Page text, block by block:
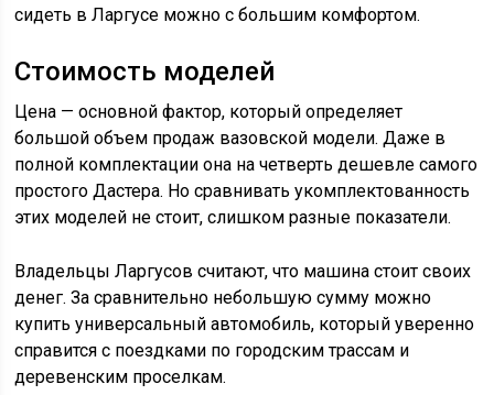
сидеть в Ларгусе можно с большим комфортом.
Стоимость моделей
Цена — основной фактор, который определяет
большой объем продаж вазовской модели. Даже в
полной комплектации она на четверть дешевле самого
простого Дастера. Но сравнивать укомплектованность
этих моделей не стоит, слишком разные показатели.
Владельцы Ларгусов считают, что машина стоит своих
денег. За сравнительно небольшую сумму можно
купить универсальный автомобиль, который уверенно
справится с поездками по городским трассам и
деревенским проселкам.